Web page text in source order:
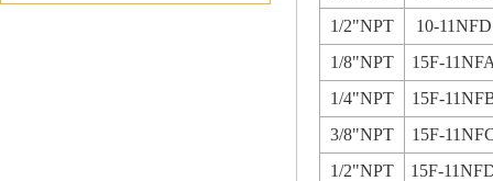
1/2"NPT
10-11NFD
1/8"NPT
15F-
1/4"NPT
15F-
3/8"NPT
15F-
1/2"NPT
15F-